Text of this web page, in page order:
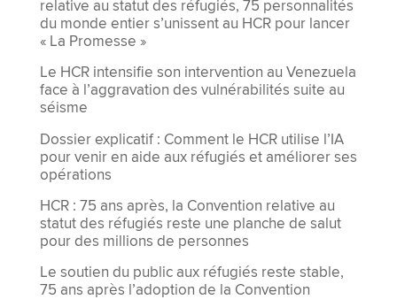
relative au statut des réfugiés, 75 personnalités
du monde entier s’unissent au HCR pour lancer
« La Promesse »
Le HCR intensifie son intervention au Venezuela
face à l’aggravation des vulnérabilités suite au
séisme
Dossier explicatif : Comment le HCR utilise l’IA
pour venir en aide aux réfugiés et améliorer ses
opérations
HCR : 75 ans après, la Convention relative au
statut des réfugiés reste une planche de salut
pour des millions de personnes
Le soutien du public aux réfugiés reste stable,
75 ans après l’adoption de la Convention